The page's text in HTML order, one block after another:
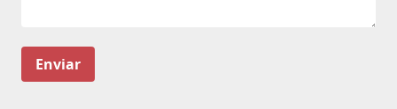
Enviar